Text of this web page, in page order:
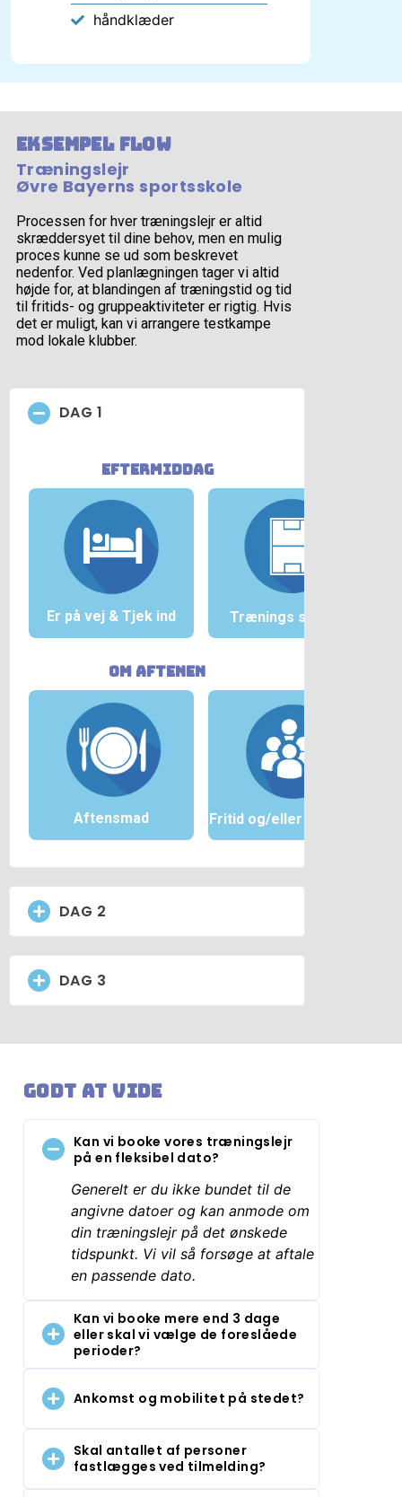
håndklæder
Eksempel flow
Træningslejr
Øvre Bayerns sportsskole
Processen for hver træningslejr er altid
skræddersyet til dine behov, men en mulig
proces kunne se ud som beskrevet
nedenfor. Ved planlægningen tager vi altid
højde for, at blandingen af træningstid og tid
til fritids- og gruppeaktiviteter er rigtig. Hvis
det er muligt, kan vi arrangere testkampe
mod lokale klubber.
DAG 1
eftermiddag
Er på vej & Tjek ind Trænings session
om aftenen
Aftensmad Fritid og/eller holdmøde
DAG 2
DAG 3
Godt at vide
Kan vi booke vores træningslejr
på en fleksibel dato?
Generelt er du ikke bundet til de
angivne datoer og kan anmode om
din træningslejr på det ønskede
tidspunkt. Vi vil så forsøge at aftale
en passende dato.
Kan vi booke mere end 3 dage
eller skal vi vælge de foreslåede
perioder?
Ankomst og mobilitet på stedet?
Skal antallet af personer
fastlægges ved tilmelding?